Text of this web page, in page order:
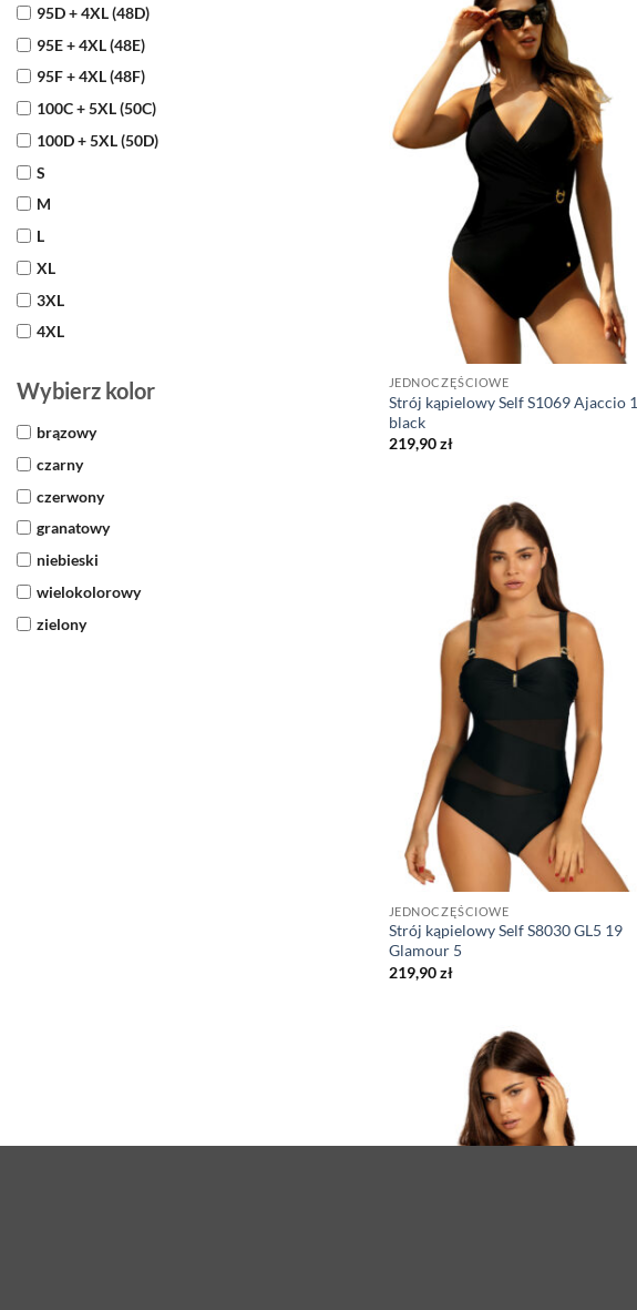
95D + 4XL (48D)
95E + 4XL (48E)
95F + 4XL (48F)
100C + 5XL (50C)
100D + 5XL (50D)
S
M
L
XL
3XL
4XL
Wybierz kolor
brązowy
czarny
czerwony
granatowy
niebieski
wielokolorowy
zielony
JEDNOCZĘŚCIOWE
Strój kąpielowy Self S1069 Ajaccio 1
black
219,90zł
JEDNOCZĘŚCIOWE
Strój kąpielowy Self S8030 GL5 19
Glamour 5
219,90zł